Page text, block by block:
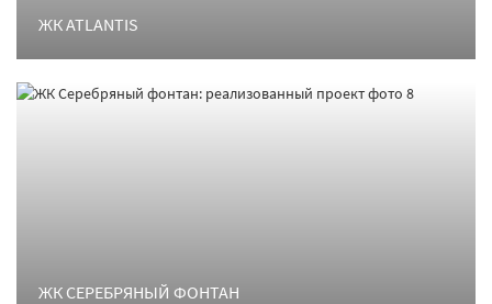
ЖК ATLANTIS
ЖК СЕРЕБРЯНЫЙ ФОНТАН